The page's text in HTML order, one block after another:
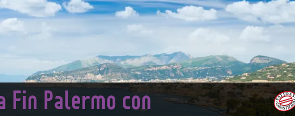
Palermo con